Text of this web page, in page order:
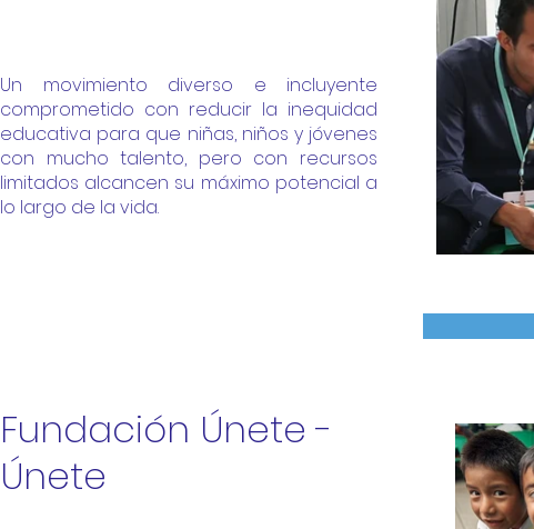
Un movimiento diverso e incluyente
comprometido con reducir la inequidad
educativa para que niñas, niños y jóvenes
con mucho talento, pero con recursos
limitados alcancen su máximo potencial a
lo largo de la vida.
Fundación Únete -
Únete